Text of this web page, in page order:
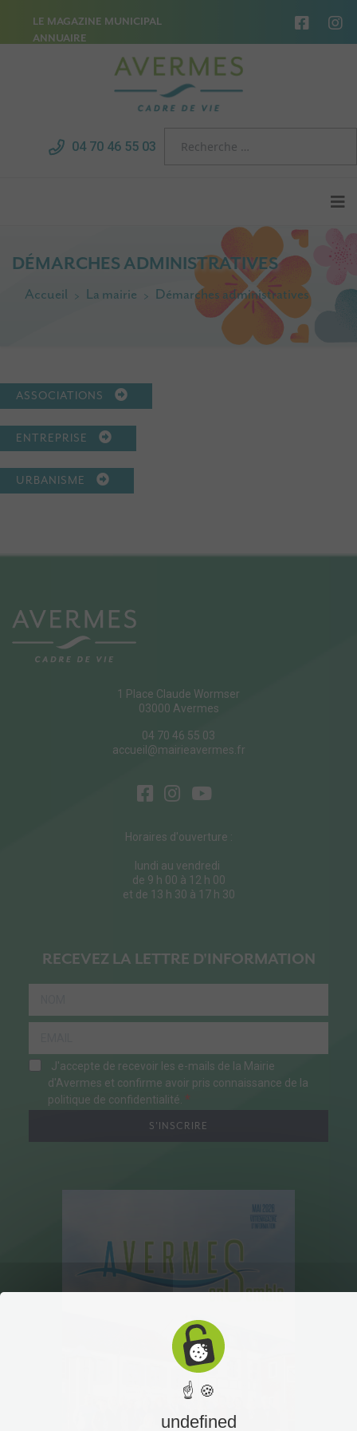
LE MAGAZINE MUNICIPAL
ANNUAIRE
04 70 46 55 03
DÉMARCHES ADMINISTRATIVES
Accueil La mairie Démarches administratives
ASSOCIATIONS
ENTREPRISE
URBANISME
1 Place Claude Wormser
03000 Avermes
04 70 46 55 03
accueil@mairieavermes.fr
Horaires d'ouverture :
lundi au vendredi
de 9 h 00 à 12 h 00
et de 13 h 30 à 17 h 30
RECEVEZ LA LETTRE D'INFORMATION
J'accepte de recevoir les e-mails de la Mairie
d'Avermes et confirme avoir pris connaissance de la
politique de confidentialité.
S'INSCRIRE
☝ 🍪
undefined